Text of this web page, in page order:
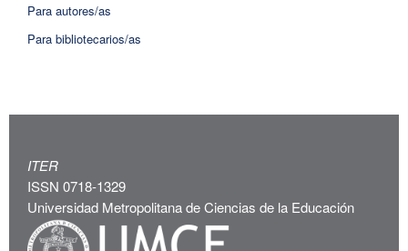
Para autores/as
Para bibliotecarios/as
ITER
ISSN 0718-1329
Universidad Metropolitana de Ciencias de la Educación